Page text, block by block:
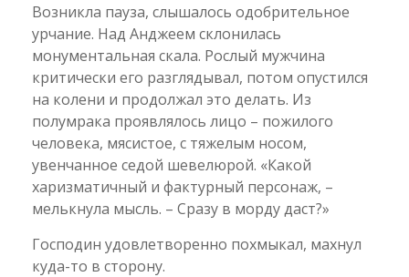
Возникла пауза, слышалось одобрительное
урчание. Над Анджеем склонилась
монументальная скала. Рослый мужчина
критически его разглядывал, потом опустился
на колени и продолжал это делать. Из
полумрака проявлялось лицо – пожилого
человека, мясистое, с тяжелым носом,
увенчанное седой шевелюрой. «Какой
харизматичный и фактурный персонаж, –
мелькнула мысль. – Сразу в морду даст?»
Господин удовлетворенно похмыкал, махнул
куда-то в сторону.